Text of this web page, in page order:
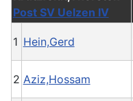
Post SV Uelzen IV
1 Hein,Gerd
2 Aziz,Hossam